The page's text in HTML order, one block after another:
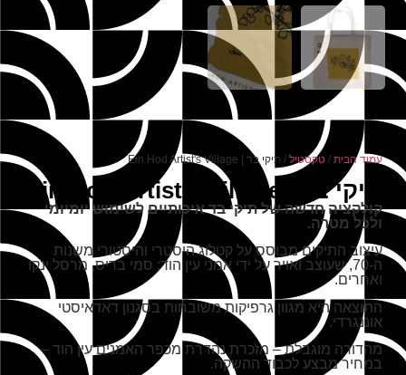
עמוד הבית /טקסטיל / תיקי בד | Ein Hod Artist's Village
תיקי בד | Ein Hod Artist's Village
קולקציה חדשה של תיקי בד איכותיים לשימוש יומיומי
ולכל מטרה.
עיצוב התיקים מבוסס על קטלוג היסטרי והיסטורי משנות
ה-70, שעוצב ואויר על ידי אמני עין הוד: סמי בריס, מרסל ינקו
ואחרים.
התוצאה היא מגוון גרפיקות משובחות בסגנון דאדאיסטי
אוננגרדי.
מהדורה מוגבלת – מזכרת נהדרת מכפר האמנים עין הוד –
במחיר מבצע לכבוד ההשקה.